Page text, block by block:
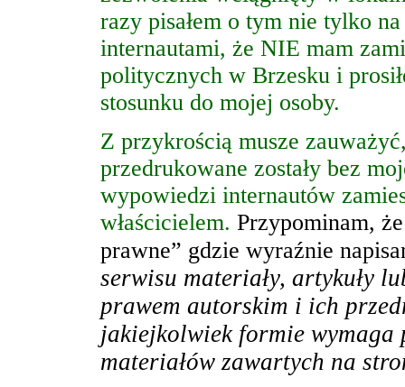
razy pisałem o tym nie tylko
internautami, że NIE mam
politycznych w Brzesku i
stosunku do mojej osoby.
Z przykrością musze
przedrukowane zostały bez
wypowiedzi internautów
właścicielem. Przypominam,
prawne” gdzie wyraźnie
serwisu materiały, artykuły
prawem autorskim i ich
jakiejkolwiek formie wymaga
materiałów zawartych na